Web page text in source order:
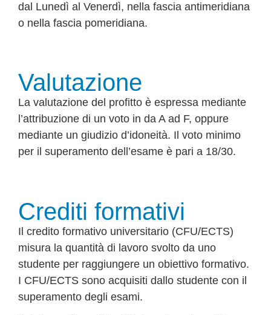
dal Lunedì al Venerdì, nella fascia antimeridiana
o nella fascia pomeridiana.
Valutazione
La valutazione del profitto è espressa mediante
l’attribuzione di un voto in da A ad F, oppure
mediante un giudizio d’idoneità. Il voto minimo
per il superamento dell’esame è pari a 18/30.
Crediti formativi
Il credito formativo universitario (CFU/ECTS)
misura la quantità di lavoro svolto da uno
studente per raggiungere un obiettivo formativo.
I CFU/ECTS sono acquisiti dallo studente con il
superamento degli esami.